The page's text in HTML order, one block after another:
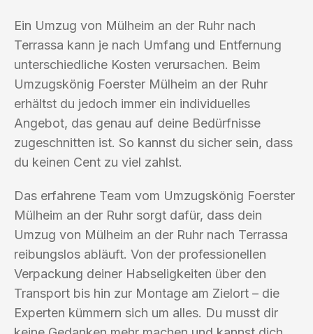
Ein Umzug von Mülheim an der Ruhr nach
Terrassa kann je nach Umfang und Entfernung
unterschiedliche Kosten verursachen. Beim
Umzugskönig Foerster Mülheim an der Ruhr
erhältst du jedoch immer ein individuelles
Angebot, das genau auf deine Bedürfnisse
zugeschnitten ist. So kannst du sicher sein, dass
du keinen Cent zu viel zahlst.
Das erfahrene Team vom Umzugskönig Foerster
Mülheim an der Ruhr sorgt dafür, dass dein
Umzug von Mülheim an der Ruhr nach Terrassa
reibungslos abläuft. Von der professionellen
Verpackung deiner Habseligkeiten über den
Transport bis hin zur Montage am Zielort – die
Experten kümmern sich um alles. Du musst dir